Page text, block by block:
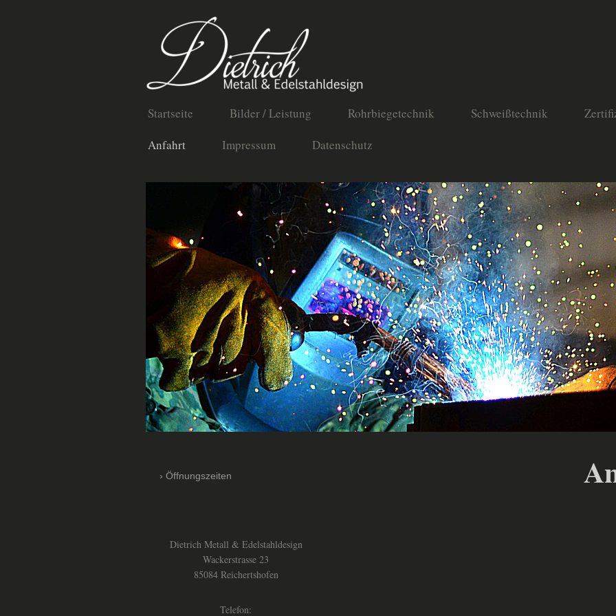
Startseite Bilder / Leistung Rohrbiegetechnik Schweißtechnik
Anfahrt
Impressum Datenschutz
Öffnungszeiten
Dietrich Metall & Edelstahldesign
Wackerstrasse 23
85084 Reichertshofen
Telefon: